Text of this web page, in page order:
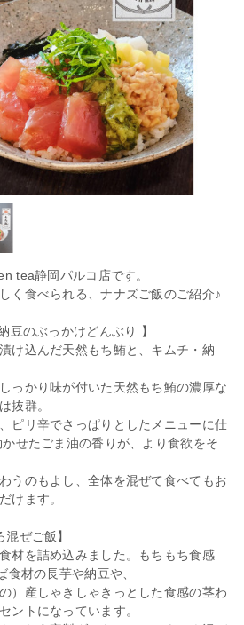
tea静岡パルコ店です。
く食べられる、ナナズご飯のご紹介♪
豆のぶっかけどんぶり ​】
け込んだ天然もち鮪と、キムチ・納
っかり味が付いた天然もち鮪の濃厚な
抜群。
ピリ辛でさっぱりとしたメニューに仕
せたごま油の香りが、より食欲をそ
うのもよし、全体を混ぜて食べてもお
けます。
ぜご飯】
材を詰め込みました。もちもち食感
食材の長芋や納豆や、
）産しゃきしゃきっとした食感の茎わ
ントになっています。